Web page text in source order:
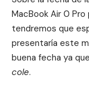
MacBook Air 0
tendremos que
presentaría este
buena fecha ya
cole.